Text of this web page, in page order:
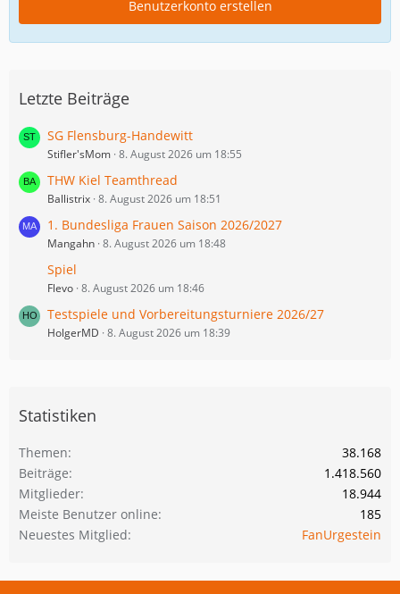
Benutzerkonto erstellen
Letzte Beiträge
SG Flensburg-Handewitt
Stifler'sMom 8. August 2026 um 18:55
THW Kiel Teamthread
Ballistrix 8. August 2026 um 18:51
1. Bundesliga Frauen Saison 2026/2027
Mangahn 8. August 2026 um 18:48
Spiel
Flevo 8. August 2026 um 18:46
Testspiele und Vorbereitungsturniere 2026/27
HolgerMD 8. August 2026 um 18:39
Statistiken
Themen
38.168
Beiträge
1.418.560
Mitglieder
18.944
Meiste Benutzer online
185
Neuestes Mitglied
FanUrgestein